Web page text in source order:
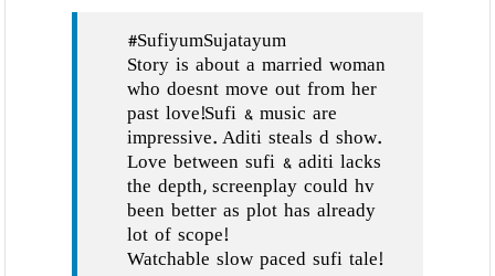
#SufiyumSujatayum
Story is about a married woman
who doesnt move out from her
past love!Sufi & music are
impressive. Aditi steals d show.
Love between sufi & aditi lacks
the depth, screenplay could hv
been better as plot has already
lot of scope!
Watchable slow paced sufi tale!